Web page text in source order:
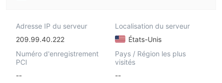
Adresse IP du serveur
209.99.40.222
Localisation du serveur
États-Unis
Numéro d'enregistrement
PCI
--
Pays / Région les plus
visités
--